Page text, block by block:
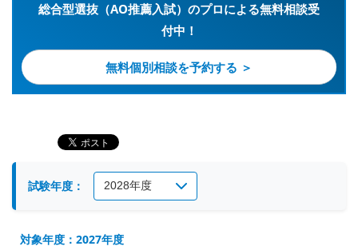
総合型選抜（AO推薦入試）のプロによる無料相談受
付中！
無料個別相談を予約する ＞
試験年度：
対象年度：2027年度